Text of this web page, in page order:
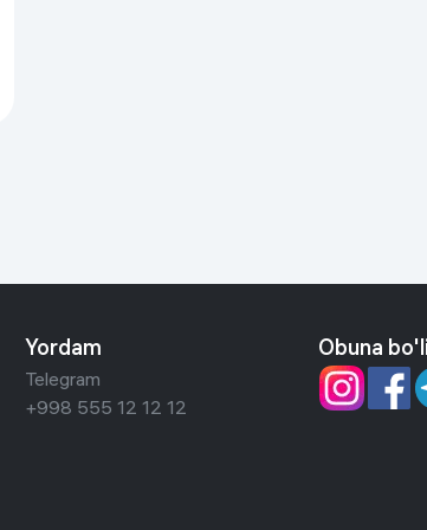
Yordam
Telegram
+998 555 12 12 12
Obuna